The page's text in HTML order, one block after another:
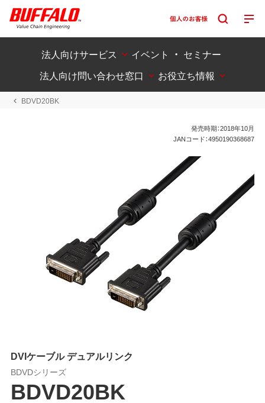
法人向けサービス
イベント ・ セミナー
法人向け問い合わせ窓口
お役立ち情報
BDVD20BK
発売時期：2018年10月
JANコード：4950190368687
DVIケーブル デュアルリンク
BDVDシリーズ
BDVD20BK